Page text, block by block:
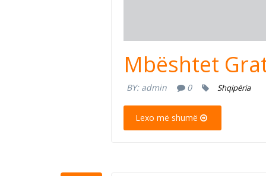
Mbështet
BY: admin 0 Shqipëria
Lexo më shumë